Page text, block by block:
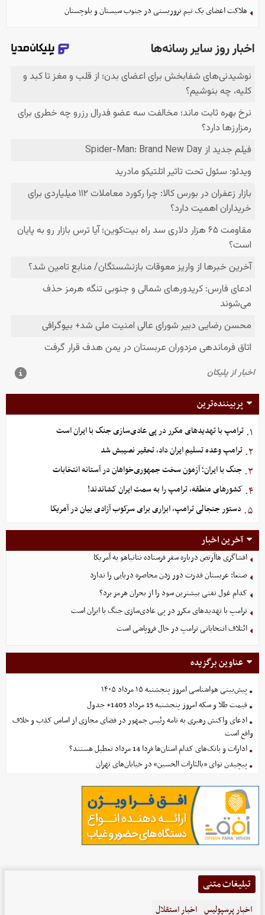
هلاکت اعضای یک تیم تروریستی در جنوب سیستان و بلوچستان
پربیننده‌ترین
۱. ترامپ با تهدیدهای مکرر در پی عادی‌سازی جنگ با ایران است
۲. ترامپ وعده تسلیم ایران داد، تحقیر نصیبش شد
۳. جنگ با ایران؛ آزمون سخت جمهوری‌خواهان در آستانه انتخابات
۴. کشورهای منطقه، ترامپ را به سمت ایران کشاندند!
۵. دستور جنجالی ترامپ، ابزاری برای سرکوب آزادی بیان در آمریکا
آخرین اخبار
افشاگری هاآرتص درباره سفر فرستاده نتانیاهو به آمریکا
صنعا: عربستان قدرت دور زدن محاصره دریایی را ندارد
کدام غول نفتی بیشترین سود را از بحران هرمز برد؟
ترامپ با تهدیدهای مکرر در پی عادی‌سازی جنگ با ایران است
ائتلاف انتخاباتی ترامپ در حال فروپاشی است
عناوین برگزیده
پیش‌بینی هواشناسی امروز پنجشنبه ۱۵ مرداد ۱۴۰۵
قیمت طلا و سکه امروز پنجشنبه 15 مرداد 1405+ جدول
ادعای واکنش رهبری به نامه رئیس جمهور در فضای مجازی از اساس کذب و خلاف
واقع است
ادارات و بانک‌های کدام استان‌ها فردا 14 مرداد تعطیل هستند؟
پیچیدن نوای «یالثارات الحسین» در خیابان‌های تهران
تبلیغات متنی
اخبار پرسپولیس اخبار استقلال